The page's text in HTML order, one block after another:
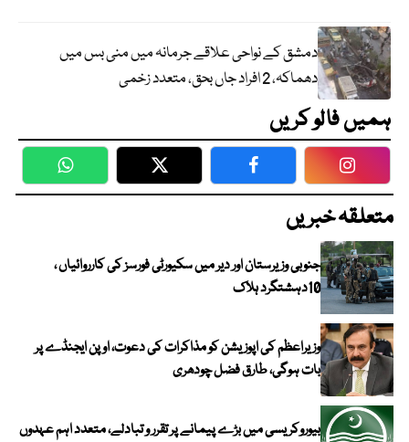
دمشق کے نواحی علاقے جرمانہ میں منی بس میں
دھماکہ، 2 افراد جاں بحق، متعدد زخمی
ہمیں فالو کریں
WhatsApp Twitter Facebook
متعلقہ خبریں
جنوبی وزیرستان اور دیر میں سکیورٹی فورسز کی کارروائیاں ،
10دہشتگرد ہلاک
وزیراعظم کی اپوزیشن کو مذاکرات کی دعوت، اوپن ایجنڈے پر
بات ہوگی، طارق فضل چودھری
بیوروکریسی میں بڑے پیمانے پر تقرر و تبادلے، متعدد اہم عہدوں